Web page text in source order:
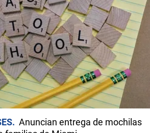
Anuncian entrega de mochilas